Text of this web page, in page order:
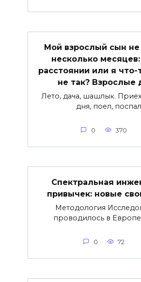
Мой взрослый сын не
несколько
расстоянии или я
не так? Взрослые
Лето, дача, шашлык.
дня, поел, поспал
0 370
Спектральная
привычек: новые
Методология
проводилось в
0 72